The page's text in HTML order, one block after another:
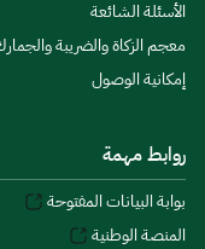
الأسئلة الشائعة
معجم الزكاة والضريبة
إمكانية الوصول
روابط مهمة
بوابة البيانات المفتوحة
المنصة الوطنية